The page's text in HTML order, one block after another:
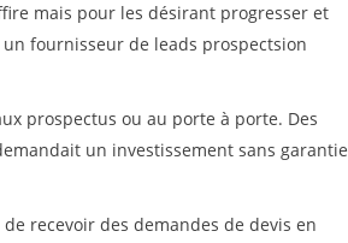
mais pour les désirant progresser et
fournisseur de leads prospectsion
prospectus ou au porte à porte. Des
un investissement sans garantie
recevoir des demandes de devis en